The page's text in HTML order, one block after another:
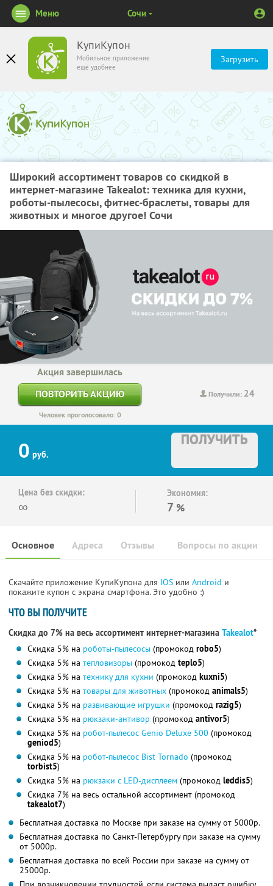
КупиКупон
Мобильное приложение
ещё удобнее
Загрузить
Меню Сочи
Широкий ассортимент товаров со скидкой в
интернет-магазине Takealot: техника для кухни,
роботы-пылесосы, фитнес-браслеты, товары для
животных и многое другое! Сочи
Получили: 24
Акция завершилась
ПОВТОРИТЬ АКЦИЮ
Человек проголосовало: 0
0 руб.
ПОЛУЧИТЬ
Цена без скидки:
∞
Экономия:
7 %
Основное Отзывы Вопросы по акции
Адреса
Скачайте приложение КупиКупона для IOS или Android и
покажите купон с экрана смартфона. Это удобно :)
ЧТО ВЫ ПОЛУЧИТЕ
Скидка до 7% на весь ассортимент интернет-магазина Takealot*
Скидка 5% на роботы-пылесосы(промокод robo5)
Скидка 5% на тепловизоры(промокод teplo5)
Скидка 5% на технику для кухни (промокод kuxni5)
Скидка 5% на товары для животных(промокод animals5)
Скидка 5% на развивающие игрушки (промокод razig5)
Скидка 5% на рюкзаки-антивор (промокод antivor5)
Скидка 5% на робот-пылесос Genio Deluxe 500 (промокод
geniod5)
Скидка 5% на робот-пылесос Bist Tornado (промокод
torbist5)
Скидка 5% на рюкзаки с LED-дисплеем (промокод leddis5)
Скидка 7% на весь остальной ассортимент (промокод
takealot7)
Бесплатная доставка по Москве при заказе на сумму от 5000р.
Бесплатная доставка по Санкт-Петербургу при заказе на сумму
от 5000р.
Бесплатная доставка по всей России при заказе на сумму от
25000р.